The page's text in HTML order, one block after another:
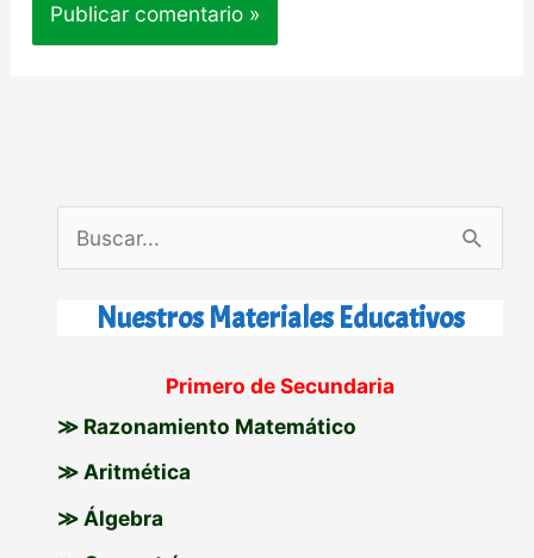
u
r
p
o
Nuestros Materiales Educativos
Primero de Secundaria
≫ Razonamiento Matemático
≫ Aritmética
≫ Álgebra